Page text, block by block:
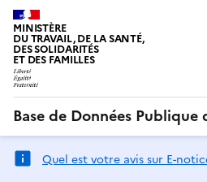
MINISTÈRE
DU TRAVAIL, DE LA SANTÉ,
DES SOLIDARITÉS
ET DES FAMILLES
Base de Données
Quel est votre avis sur E-